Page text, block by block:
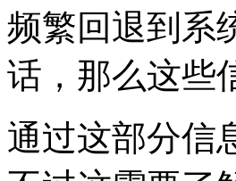
频繁回退到系
话，那么这些
通过这部分信